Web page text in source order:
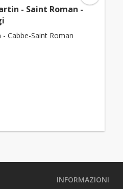
- Saint Roman -
Cabbe-Saint Roman
INFORMAZIONI